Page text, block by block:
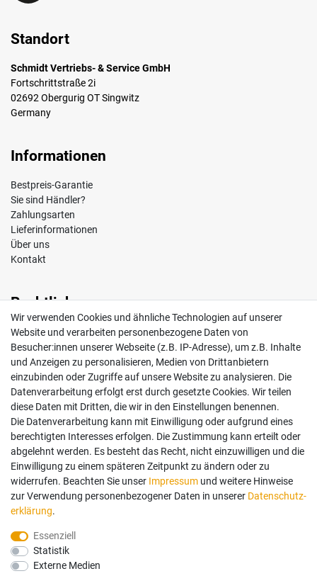
Standort
Schmidt Vertriebs- & Service GmbH
Fortschrittstraße 2i
02692 Obergurig OT Singwitz
Germany
Informationen
Bestpreis-Garantie
Sie sind Händler?
Zahlungsarten
Lieferinformationen
Über uns
Kontakt
Rechtliches
Impressum
AGB
Widerrufsrecht
Datenschutz
Vertrag widerrufen
Mein Konto
Anmelden
Registrieren
Bezahlung und Versand
Wir bieten Ihnen viele Möglichkeiten einer sicheren Bezahlung.
Wir verwenden Cookies und ähnliche Technologien auf unserer
Website und verarbeiten personenbezogene Daten von
Besucher:innen unserer Webseite (z.B. IP-Adresse), um z.B. Inhalte
und Anzeigen zu personalisieren, Medien von Drittanbietern
einzubinden oder Zugriffe auf unsere Website zu analysieren. Die
Datenverarbeitung erfolgt erst durch gesetzte Cookies. Wir teilen
diese Daten mit Dritten, die wir in den Einstellungen benennen.
Die Datenverarbeitung kann mit Einwilligung oder aufgrund eines
berechtigten Interesses erfolgen. Die Zustimmung kann erteilt oder
abgelehnt werden. Es besteht das Recht, nicht einzuwilligen und die
Einwilligung zu einem späteren Zeitpunkt zu ändern oder zu
widerrufen. Beachten Sie unser Impressum und weitere Hinweise
zur Verwendung personenbezogener Daten in unserer Daten­schutz­
erklärung.
Essenziell
Statistik
Externe Medien